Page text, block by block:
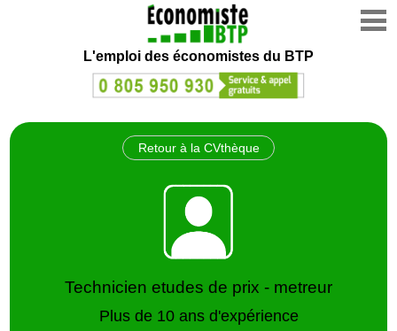
L'emploi des économistes du BTP
Retour à la CVthèque
Technicien etudes de prix - metreur
Plus de 10 ans d'expérience